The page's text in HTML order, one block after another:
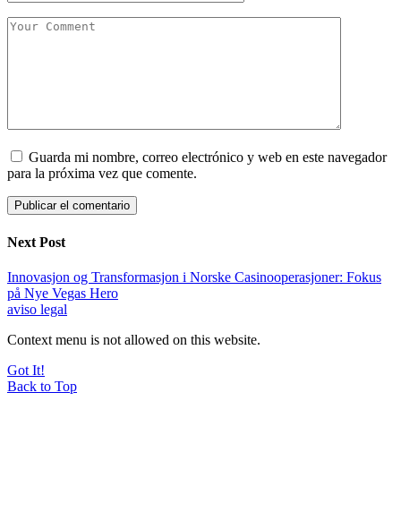
Guarda mi nombre, correo electrónico y web en este navegador
para la próxima vez que comente.
Next Post
Innovasjon og Transformasjon i Norske Casinooperasjoner: Fokus
på Nye Vegas Hero
aviso legal
Context menu is not allowed on this website.
Got It!
Back to Top